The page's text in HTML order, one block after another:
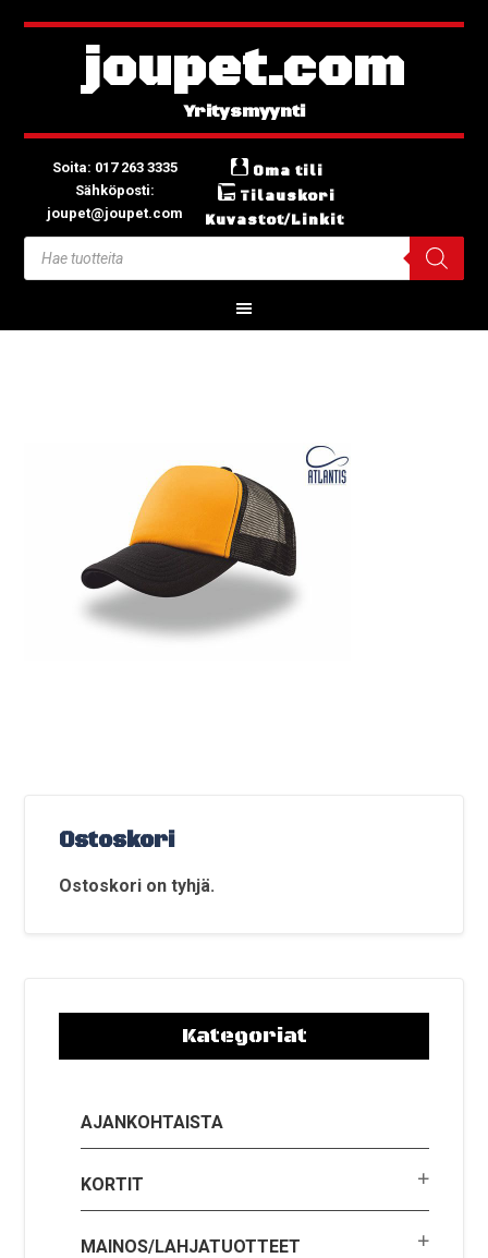
joupet.com
Soita: 017 263 3335
Sähköposti:
joupet@joupet.com
Oma tili
Tilauskori
Kuvastot/Linkit
Ostoskori
Ostoskori on tyhjä.
Kategoriat
AJANKOHTAISTA
KORTIT
MAINOS/LAHJATUOTTEET